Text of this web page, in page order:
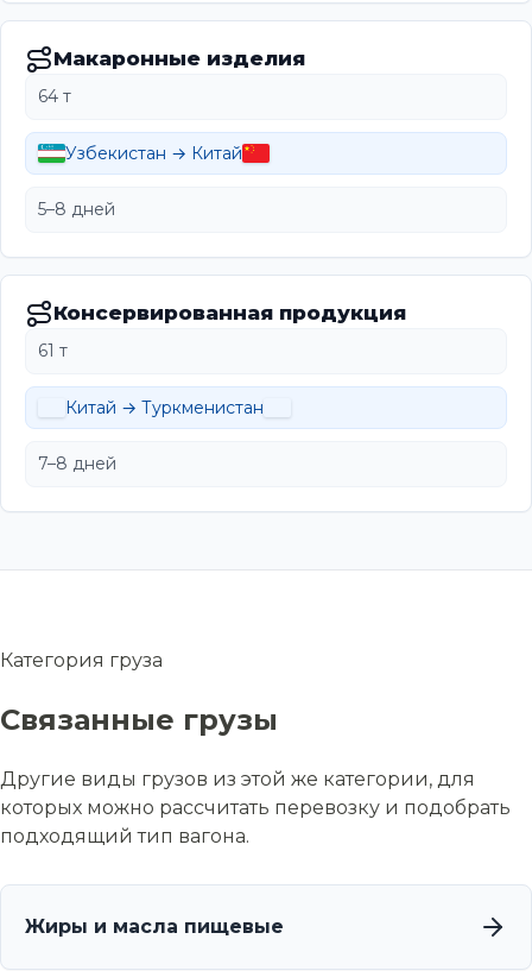
Макаронные изделия
64 т
Узбекистан → Китай
5–8 дней
Консервированная продукция
61 т
Китай → Туркменистан
7–8 дней
Категория груза
Связанные грузы
Другие виды грузов из этой же категории, для
которых можно рассчитать перевозку и подобрать
подходящий тип вагона.
Жиры и масла пищевые